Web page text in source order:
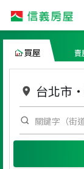
買屋 賣
台北市 ・